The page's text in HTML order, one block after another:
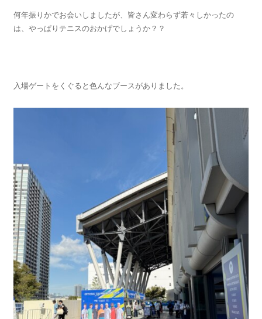
何年振りかでお会いしましたが、皆さん変わらず若々しかったの
は、やっぱりテニスのおかげでしょうか？？
入場ゲートをくぐると色んなブースがありました。